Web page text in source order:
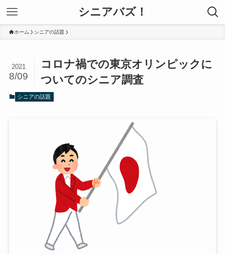
シニアバズ！
ホーム シニアの話題
コロナ禍での東京オリンピックに
ついてのシニア調査
2021
8/09
シニアの話題